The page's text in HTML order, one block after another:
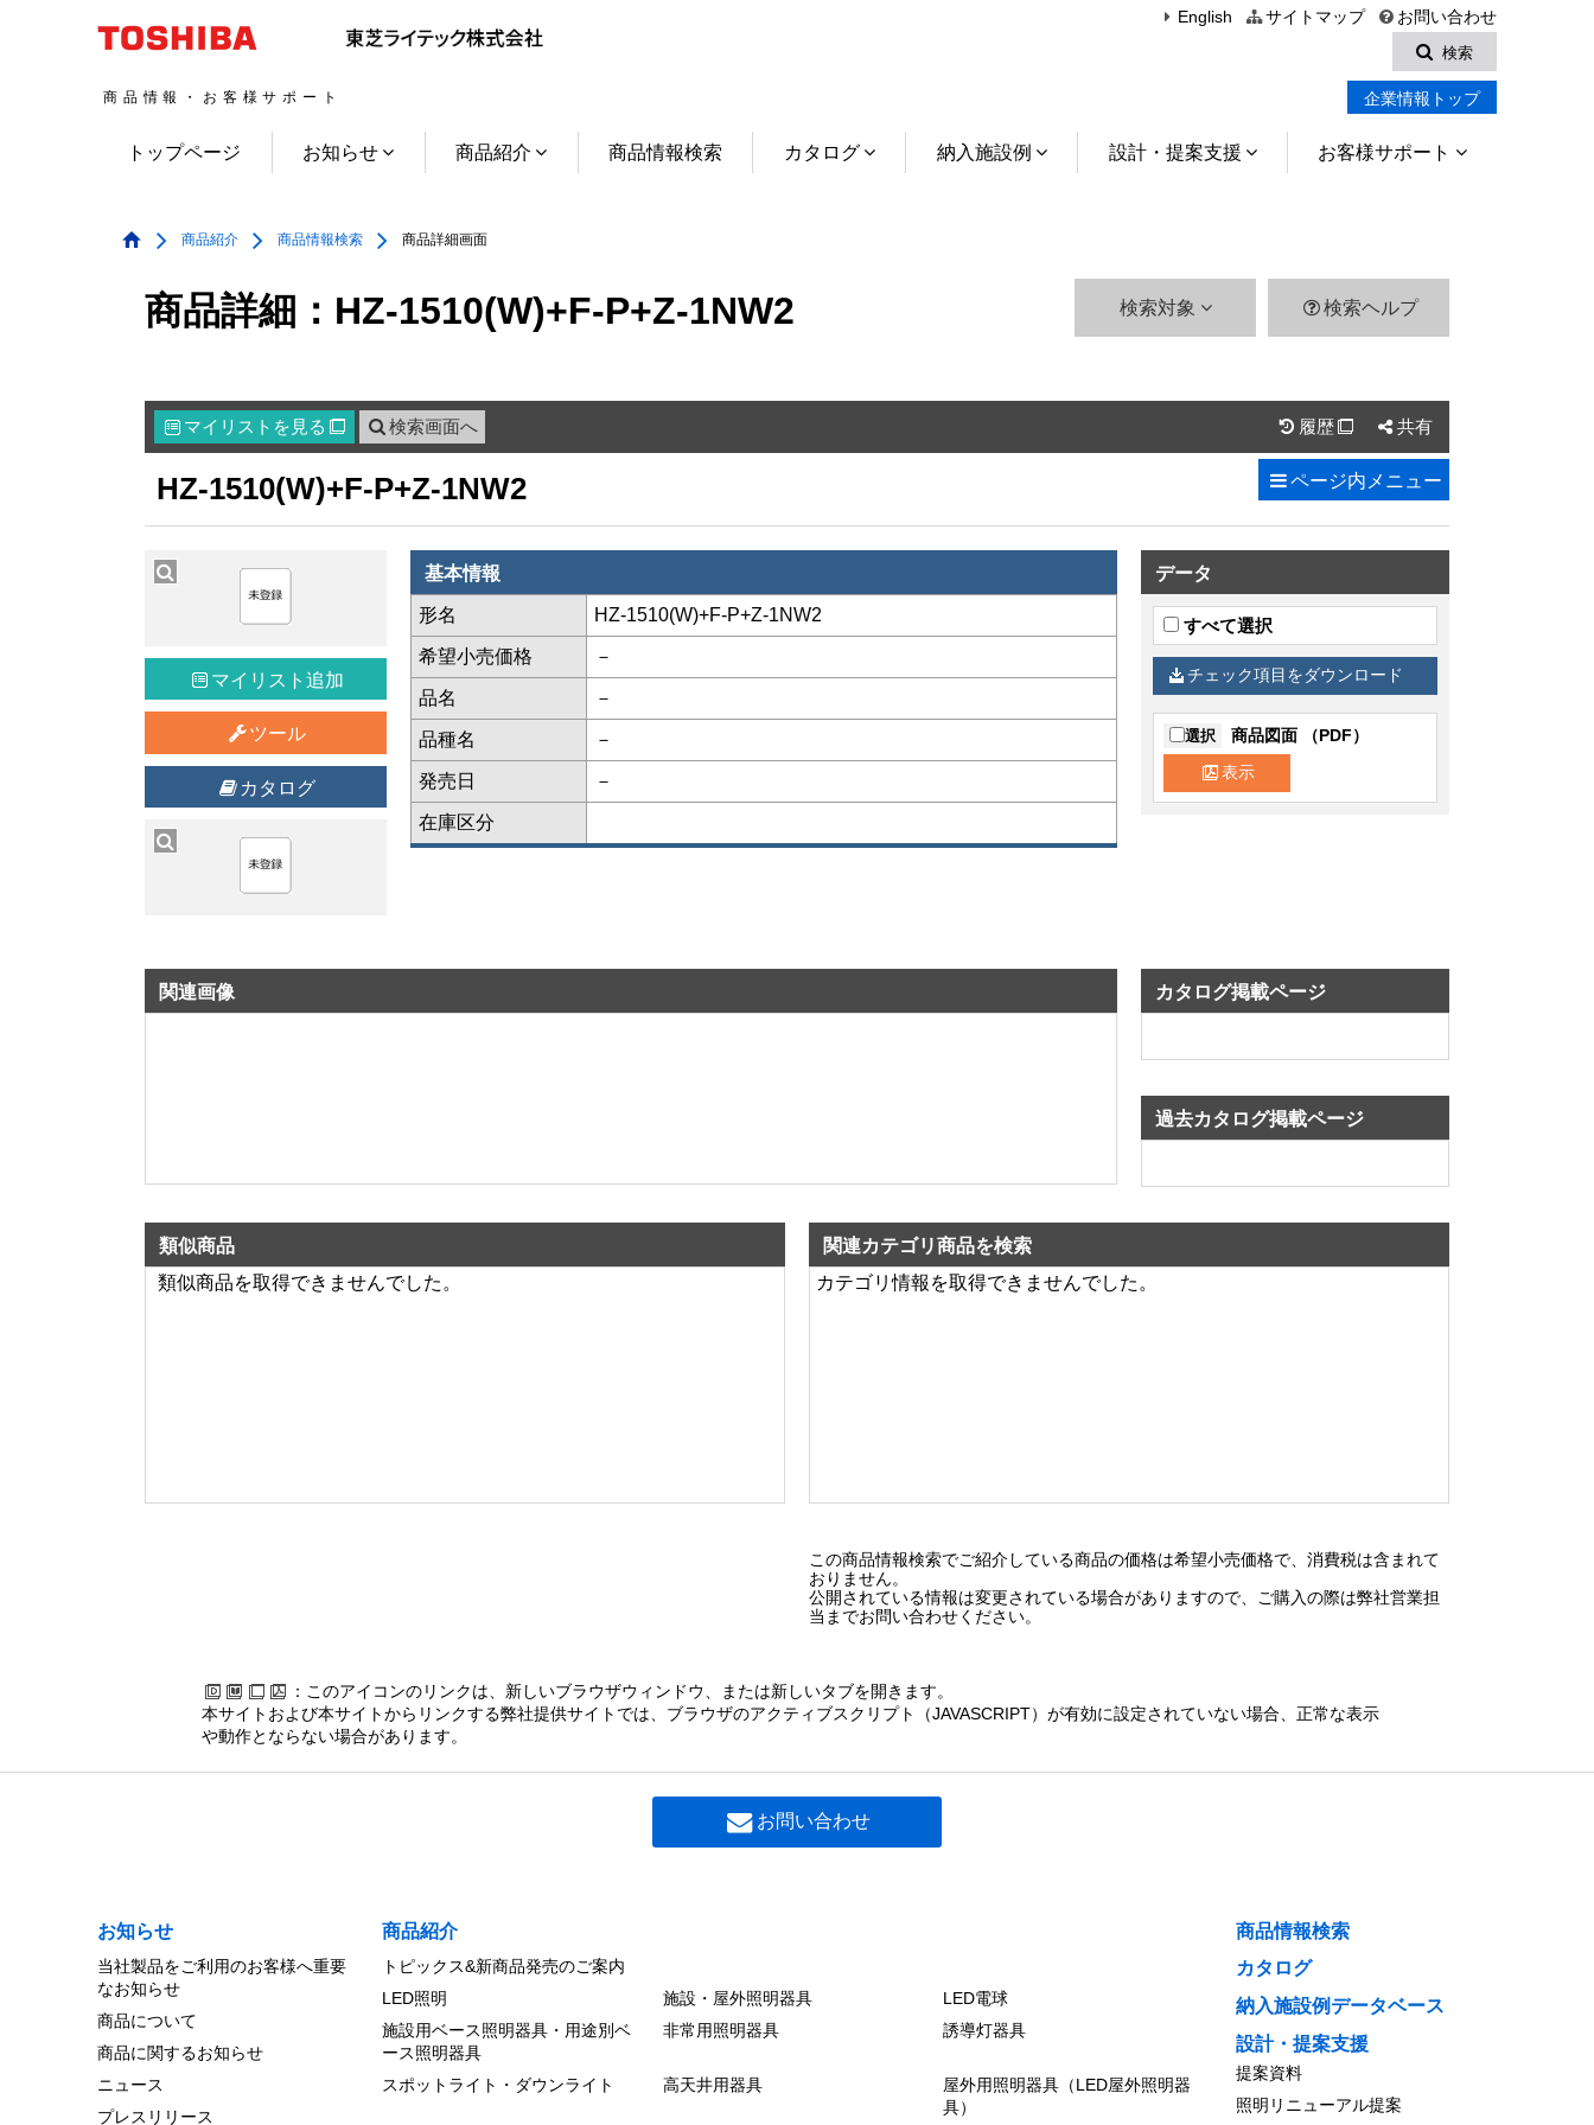
English サイトマップ
お問い合わせ
検索
商品情報・お客様サポート 企業情報トップ
トップページ お知らせ 商品紹介 商品情報検索 カタログ 納入施設例 設計・提案支援 お客様サポート
商品紹介 商品情報検索 商品詳細画面
商品詳細：HZ-1510(W)+F-P+Z-1NW2 検索対象 検索ヘルプ
マイリスト を見る  検索画面へ 履歴  共有
HZ-1510(W)+F-P+Z-1NW2 ページ内 メニュー
マイリスト追加
ツール
カタログ
基本情報
形名 HZ-1510(W)+F-P+Z-1NW2
希望小売価格 －
品名 －
品種名 －
発売日 －
在庫区分
データ
すべて選択
チェック項目をダウンロード
選択 商品図面 （PDF）
表示
関連画像 カタログ掲載ページ
過去カタログ掲載ページ
類似商品
類似商品を取得できませんでした。
関連カテゴリ商品を検索
カテゴリ情報を取得できませんでした。
この商品情報検索でご紹介している商品の価格は希望小売価格で、消費税は含まれて
おりません。
公開されている情報は変更されている場合がありますので、ご購入の際は弊社営業担
当までお問い合わせください。
：このアイコンのリンクは、新しいブラウザウィンドウ、または新しいタブを開きます。
本サイトおよび本サイトからリンクする弊社提供サイトでは、ブラウザのアクティブスクリプト（JAVASCRIPT）が有効に設定されていない場合、正常な表示
や動作とならない場合があります。
お問い合わせ
お知らせ
当社製品をご利用のお客様へ重要
なお知らせ
商品について
商品に関するお知らせ
ニュース
プレスリリース
商品紹介
トピックス&新商品発売のご案内
LED照明
施設・屋外照明器具
LED電球
施設用ベース照明器具・用途別ベ
ース照明器具
非常用照明器具 誘導灯器具
スポットライト・ダウンライト 高天井用器具
屋外用照明器具（LED屋外照明器
具）
商品情報検索
カタログ
納入施設例データベース
設計・提案支援
提案資料
照明リニューアル提案